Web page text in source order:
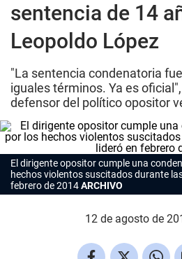
sentencia de 14
Leopoldo López
"La sentencia condenatoria
iguales términos. Ya es
defensor del político opositor
El dirigente opositor cumple una
hechos violentos suscitados durante
febrero de 2014ARCHIVO
12 de agosto de